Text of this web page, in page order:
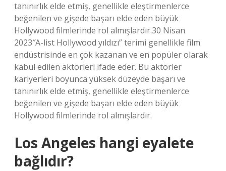
tanınırlık elde etmiş, genellikle eleştirmenlerce
beğenilen ve gişede başarı elde eden büyük
Hollywood filmlerinde rol almışlardır.30 Nisan
2023″A-list Hollywood yıldızı” terimi genellikle film
endüstrisinde en çok kazanan ve en popüler olarak
kabul edilen aktörleri ifade eder. Bu aktörler
kariyerleri boyunca yüksek düzeyde başarı ve
tanınırlık elde etmiş, genellikle eleştirmenlerce
beğenilen ve gişede başarı elde eden büyük
Hollywood filmlerinde rol almışlardır.
Los Angeles hangi eyalete
bağlıdır?